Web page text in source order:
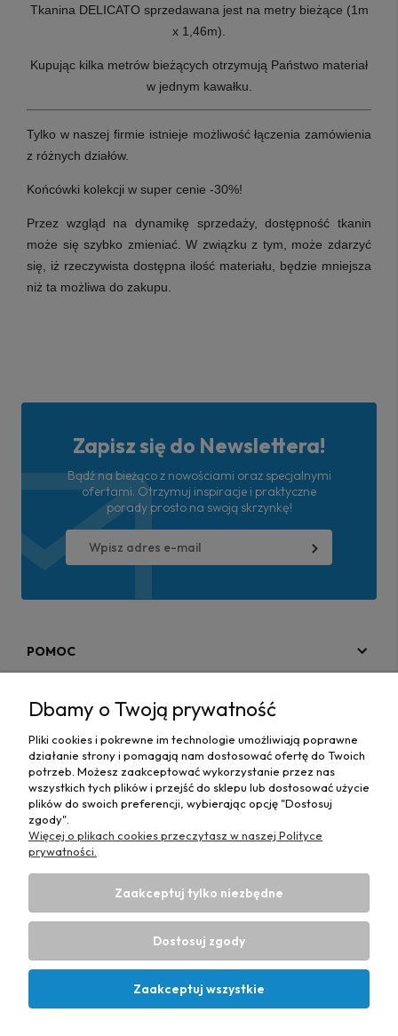
Tkanina DELICATO sprzedawana jest na metry bieżące (1m
x 1,46m).
Kupując kilka metrów bieżących otrzymują Państwo materiał
w jednym kawałku.
Tylko w naszej firmie istnieje możliwość łączenia zamówienia
z różnych działów.
Końcówki kolekcji w super cenie -30%!
Przez wzgląd na dynamikę sprzedaży, dostępność tkanin
może się szybko zmieniać. W związku z tym, może zdarzyć
się, iż rzeczywista dostępna ilość materiału, będzie mniejsza
niż ta możliwa do zakupu.
Zapisz się do Newslettera!
Bądź na bieżąco z nowościami oraz specjalnymi
ofertami. Otrzymuj inspiracje i praktyczne
porady prosto na swoją skrzynkę!
POMOC
MAPA STRONY
INFORMACJE
Hurtownia materiałów tapicerskich Adrian| ul. Chorzowska
50e, 44-100 Gliwice, woj. śląskie | E-mail:
6312703341
Projekt i wykonanie:Ecommercy.pl
Dbamy o Twoją prywatność
Pliki cookies i pokrewne im technologie umożliwiają poprawne
działanie strony i pomagają nam dostosować ofertę do Twoich
potrzeb. Możesz zaakceptować wykorzystanie przez nas
wszystkich tych plików i przejść do sklepu lub dostosować użycie
plików do swoich preferencji, wybierając opcję "Dostosuj
zgody".
Więcej o plikach cookies przeczytasz w naszej Polityce
prywatności.
Zaakceptuj tylko niezbędne
Dostosuj zgody
Zaakceptuj wszystkie